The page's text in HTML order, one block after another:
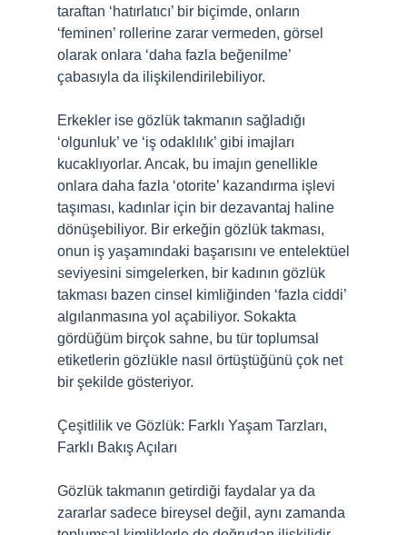
taraftan ‘hatırlatıcı’ bir biçimde, onların
‘feminen’ rollerine zarar vermeden, görsel
olarak onlara ‘daha fazla beğenilme’
çabasıyla da ilişkilendirilebiliyor.
Erkekler ise gözlük takmanın sağladığı
‘olgunluk’ ve ‘iş odaklılık’ gibi imajları
kucaklıyorlar. Ancak, bu imajın genellikle
onlara daha fazla ‘otorite’ kazandırma işlevi
taşıması, kadınlar için bir dezavantaj haline
dönüşebiliyor. Bir erkeğin gözlük takması,
onun iş yaşamındaki başarısını ve entelektüel
seviyesini simgelerken, bir kadının gözlük
takması bazen cinsel kimliğinden ‘fazla ciddi’
algılanmasına yol açabiliyor. Sokakta
gördüğüm birçok sahne, bu tür toplumsal
etiketlerin gözlükle nasıl örtüştüğünü çok net
bir şekilde gösteriyor.
Çeşitlilik ve Gözlük: Farklı Yaşam Tarzları,
Farklı Bakış Açıları
Gözlük takmanın getirdiği faydalar ya da
zararlar sadece bireysel değil, aynı zamanda